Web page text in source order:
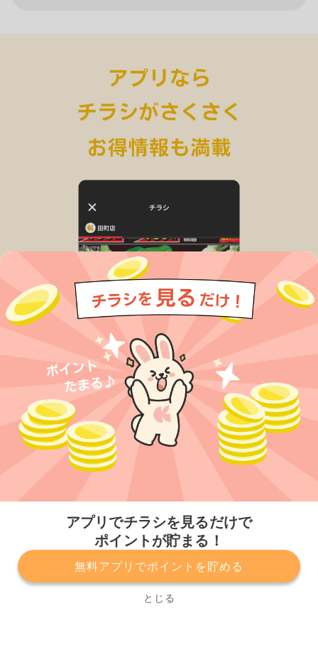
アプリでチラシを見るだけで
ポイントが貯まる！
無料アプリでポイントを貯める
とじる
プライバシーポリシー 利用規約
運営会社
サービスに関してのお問い合わせ